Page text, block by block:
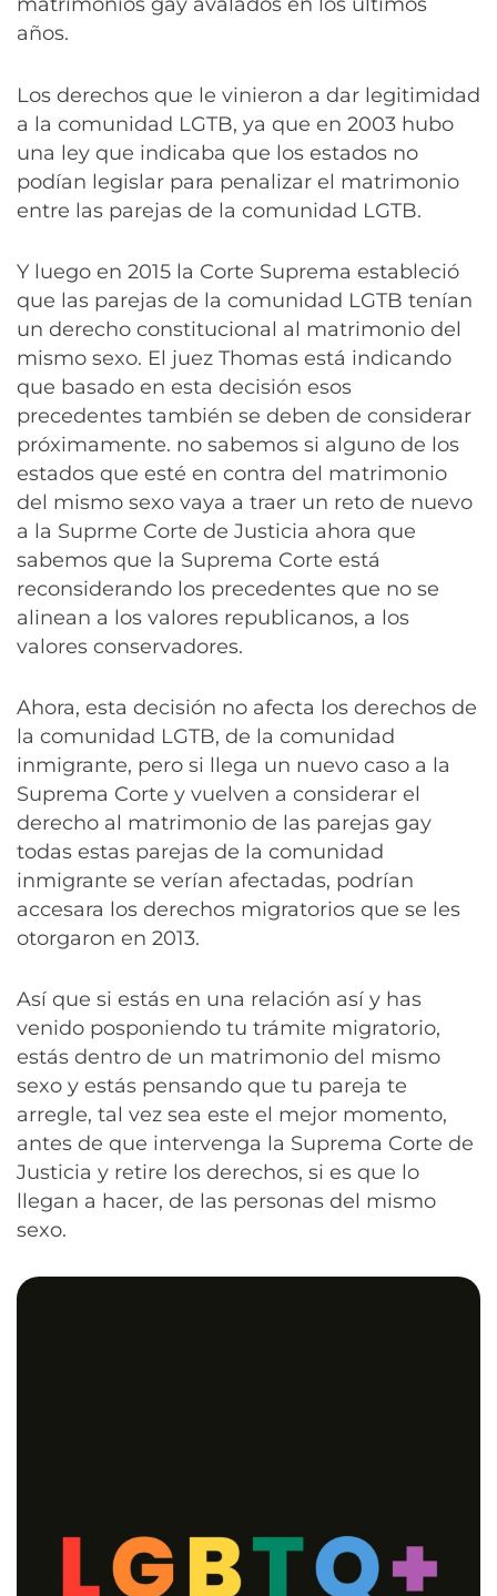
matrimonios gay avalados en los últimos
años.
Los derechos que le vinieron a dar legitimidad
a la comunidad LGTB, ya que en 2003 hubo
una ley que indicaba que los estados no
podían legislar para penalizar el matrimonio
entre las parejas de la comunidad LGTB.
Y luego en 2015 la Corte Suprema estableció
que las parejas de la comunidad LGTB tenían
un derecho constitucional al matrimonio del
mismo sexo. El juez Thomas está indicando
que basado en esta decisión esos
precedentes también se deben de considerar
próximamente. no sabemos si alguno de los
estados que esté en contra del matrimonio
del mismo sexo vaya a traer un reto de nuevo
a la Suprme Corte de Justicia ahora que
sabemos que la Suprema Corte está
reconsiderando los precedentes que no se
alinean a los valores republicanos, a los
valores conservadores.
Ahora, esta decisión no afecta los derechos de
la comunidad LGTB, de la comunidad
inmigrante, pero si llega un nuevo caso a la
Suprema Corte y vuelven a considerar el
derecho al matrimonio de las parejas gay
todas estas parejas de la comunidad
inmigrante se verían afectadas, podrían
accesara los derechos migratorios que se les
otorgaron en 2013.
Así que si estás en una relación así y has
venido posponiendo tu trámite migratorio,
estás dentro de un matrimonio del mismo
sexo y estás pensando que tu pareja te
arregle, tal vez sea este el mejor momento,
antes de que intervenga la Suprema Corte de
Justicia y retire los derechos, si es que lo
llegan a hacer, de las personas del mismo
sexo.